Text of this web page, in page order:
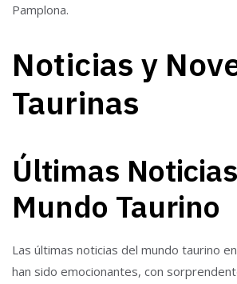
Pamplona.
Noticias y
Taurinas
Últimas
Mundo Taurino
Las últimas noticias del mundo taurino
han sido emocionantes, con